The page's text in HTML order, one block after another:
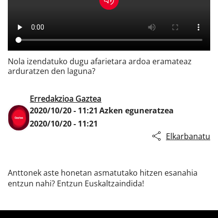
Klisk
Nola izendatuko dugu afarietara ardoa eramateaz
arduratzen den laguna?
Erredakzioa Gaztea
2020/10/20 - 11:21 Azken eguneratzea
2020/10/20 - 11:21
Elkarbanatu
Anttonek aste honetan asmatutako hitzen esanahia
entzun nahi? Entzun Euskaltzaindida!